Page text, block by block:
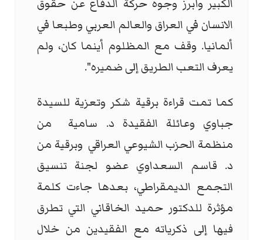
الكبير وأبرز وجوه حركة الدفاع عن حقوق
الانسان في العراق والعالم العربي وطبعا في
ألمانيا. وقف مع المظلوم أينما كان، ولم
يعرف التعب الطريق إلى ضميره."
كما تمت قراءة برقية شكر وتعزية للسيدة
جباوي وعائلة الفقيدة د. سامية من
منظمة الحزب الشيوعي العراقي وبرقية من
د. قاسم السعداوي عضو لجنة تنسيق
التجمع الديمقراطي، بعدها جاءت كلمة
مؤثرة للدكتور حميد الخاقاني التي تطرق
فيها إلى ذكرياته مع الفقيدين من خلال